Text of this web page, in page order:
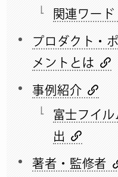
関連ワード
プロダクト・
メントとは
事例紹介
富士フイ
出
著者・監修者